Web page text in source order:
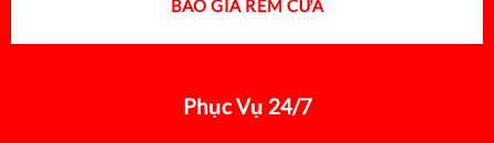
BÁO GIÁ RÈM CỬA
Phục Vụ 24/7